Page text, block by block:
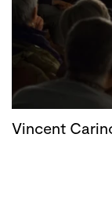
Vincent